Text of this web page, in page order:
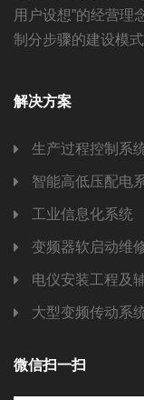
用户设想”的经营理
制分步骤的建设模式
解决方案
生产过程控制系
智能高低压配电
工业信息化系统
变频器软启动维
电仪安装工程及
大型变频传动系
微信扫一扫